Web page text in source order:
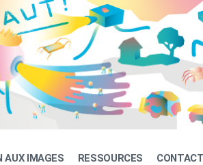
AUX IMAGES RESSOURCES